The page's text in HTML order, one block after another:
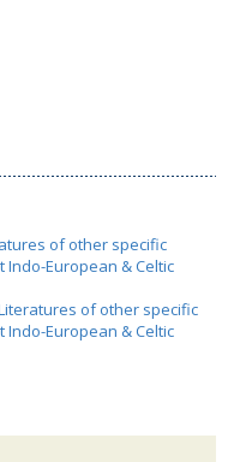
of other specific
Indo-European & Celtic
of other specific
Indo-European & Celtic